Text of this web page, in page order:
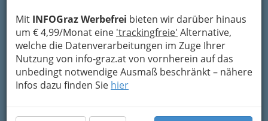
Mit INFOGraz Werbefrei bieten wir darüber hinaus
um € 4,99/Monat eine 'trackingfreie' Alternative,
welche die Datenverarbeitungen im Zuge Ihrer
Nutzung von info-graz.at von vornherein auf das
unbedingt notwendige Ausmaß beschränkt – nähere
Infos dazu finden Sie hier
Veranstaltungskalender,
Ticketverkaufsstellenund andere
Einrichtungen bsi hin zu Aufführungsstätten in
Graz und Umgebung, bei denen Sie
Informationen zu kommenden Vorstellungen
und Veranstaltungenfinden können.
Bezirksauswahl